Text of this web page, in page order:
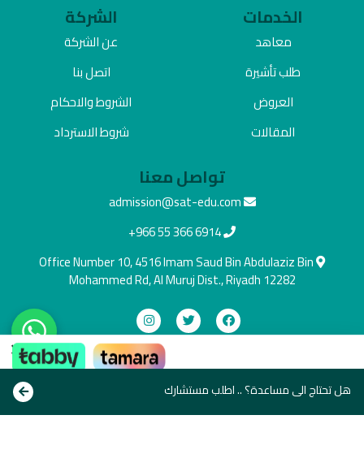
الخدمات
معاهد
طلب تأشيرة
العروض
المقالات
الشركة
عن الشركة
اتصل بنا
الشروط والاحكام
شروط الاسترداد
تواصل معنا
admission@sat-edu.com
+966 55 366 6914
Office Number 10, 4516 Imam Saud Bin Abdulaziz Bin
Mohammed Rd, Al Muruj Dist., Riyadh 12282
دفع آمن
هل تحتاج الى مساعدة؟ .. اطلب مستشارك
×